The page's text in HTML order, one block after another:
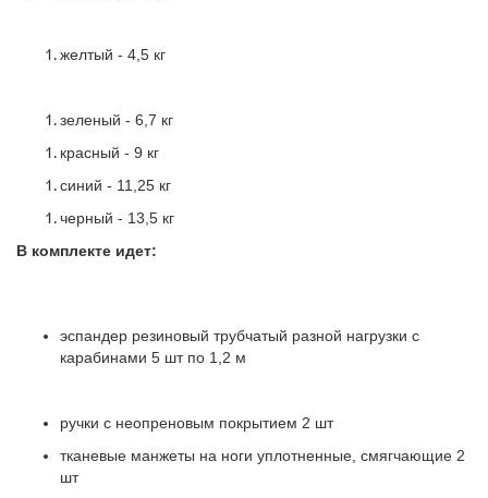
желтый - 4,5 кг
зеленый - 6,7 кг
красный - 9 кг
синий - 11,25 кг
черный - 13,5 кг
В комплекте идет:
эспандер резиновый трубчатый разной нагрузки с
карабинами 5 шт по 1,2 м
ручки с неопреновым покрытием 2 шт
тканевые манжеты на ноги уплотненные, смягчающие 2
шт